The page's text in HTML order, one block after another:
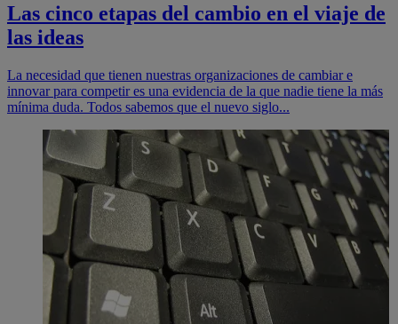
Las cinco etapas del cambio en el viaje de
las ideas
La necesidad que tienen nuestras organizaciones de cambiar e
innovar para competir es una evidencia de la que nadie tiene la más
mínima duda. Todos sabemos que el nuevo siglo...